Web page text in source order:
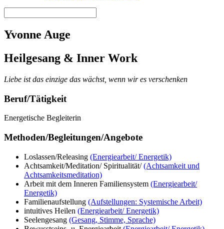
Yvonne Auge
Heilgesang & Inner Work
Liebe ist das einzige das wächst, wenn wir es verschenken
Beruf/Tätigkeit
Energetische Begleiterin
Methoden/Begleitungen/Angebote
Loslassen/Releasing (Energiearbeit/ Energetik)
Achtsamkeit/Meditation/ Spiritualität/(Achtsamkeit und
Achtsamkeitsmeditation)
Arbeit mit dem Inneren Familiensystem (Energiearbeit/
Energetik)
Familienaufstellung (Aufstellungen: Systemische Arbeit)
intuitives Heilen (Energiearbeit/ Energetik)
Seelengesang (Gesang, Stimme, Sprache)